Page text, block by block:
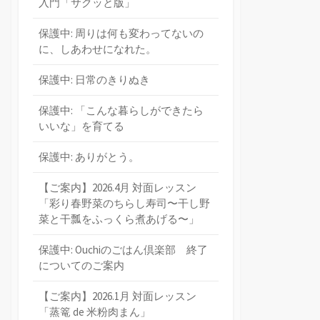
保護中: 周りは何も変わってないの
に、しあわせになれた。
保護中: 日常のきりぬき
保護中: 「こんな暮らしができたら
いいな」を育てる
保護中: ありがとう。
【ご案内】2026.4月 対面レッスン
「彩り春野菜のちらし寿司〜干し野
菜と干瓢をふっくら煮あげる〜」
保護中: Ouchiのごはん倶楽部 終了
についてのご案内
【ご案内】2026.1月 対面レッスン
「蒸篭 de 米粉肉まん」